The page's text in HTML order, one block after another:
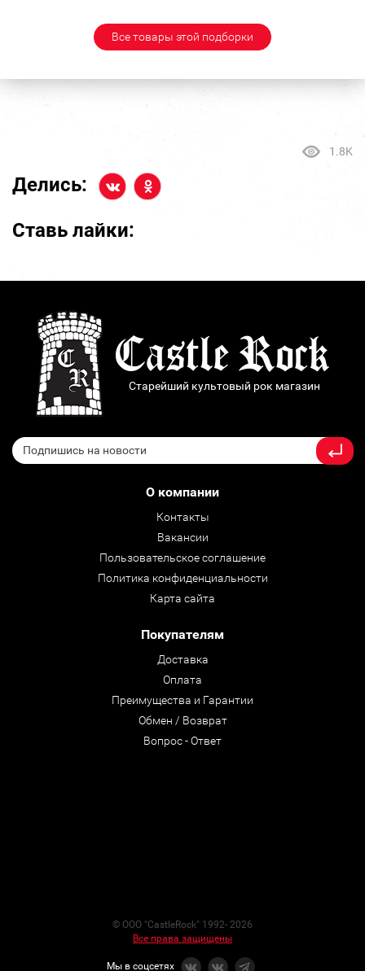
Все товары этой подборки
1.8K
Делись:
Ставь лайки:
Старейший культовый рок магазин
О компании
Контакты
Вакансии
Пользовательское соглашение
Политика конфиденциальности
Карта сайта
Покупателям
Доставка
Оплата
Преимущества и Гарантии
Обмен / Возврат
Вопрос - Ответ
© ООО "CastleRock" 1992- 2026
Все права защищены
Мы в соцсетях